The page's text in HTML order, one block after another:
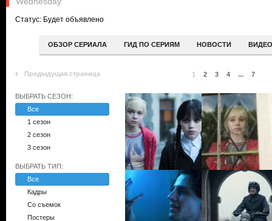
Статус: Будет объявлено
ОБЗОР СЕРИАЛА ГИД ПО СЕРИЯМ НОВОСТИ ВИДЕО
Предыдущая страница 1 2 3 4 ... 7
ВЫБРАТЬ СЕЗОН:
Все
1 сезон
2 сезон
3 сезон
ВЫБРАТЬ ТИП:
Все
Кадры
Со съемок
Постеры